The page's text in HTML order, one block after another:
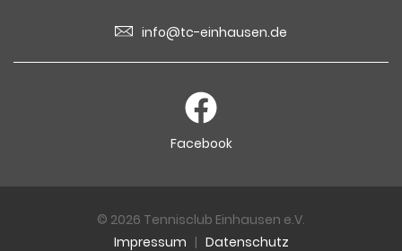
info@tc-einhausen.de
Facebook
© 2026 Tennisclub Einhausen e.V.
Impressum | Datenschutz